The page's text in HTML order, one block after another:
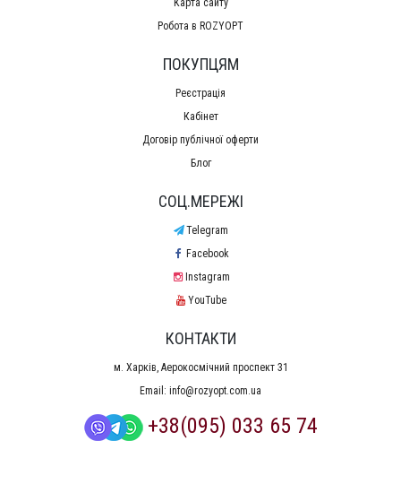
Карта сайту
Робота в ROZYOPT
ПОКУПЦЯМ
Реєстрація
Кабінет
Договір публічної оферти
Блог
СОЦ.МЕРЕЖІ
Telegram
Facebook
Instagram
YouTube
КОНТАКТИ
м. Харків, Аерокосмічний проспект 31
Email: info@rozyopt.com.ua
+38(095) 033 65 74